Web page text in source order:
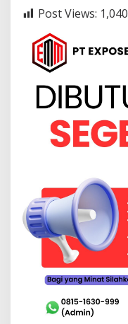
Post Views: 1,040